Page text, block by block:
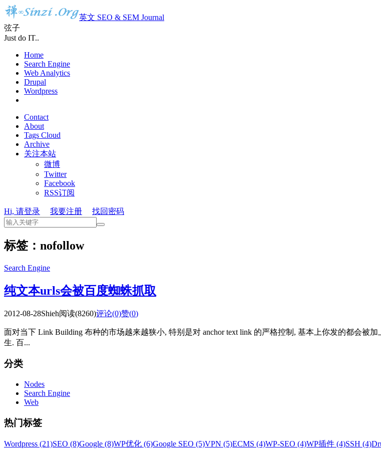
英文 SEO & SEM Journal
弦子
Just do IT..
Home
Search Engine
Web Analytics
Drupal
Wordpress
Contact
About
Tags Cloud
Archive
关注本站
微博
Twitter
Facebook
RSS订阅
Hi, 请登录 我要注册 找回密码
标签：nofollow
Search Engine
纯文本urls会被百度蜘蛛抓取
2012-08-28Shieh阅读(8260)评论(0)赞(0)
面对当下 Link Building 布种的市场越来越狭小, 特别是对 anchor text link 的严格控制, 基本上你发的都会被
生. 百...
分类
Nodes
Search Engine
Web
热门标签
Wordpress (21)SEO (8)Google (8)WP优化 (6)Google SEO (5)VPN (5)ECMS (4)WP-SEO (4)WP插件 (4)SSH (4)